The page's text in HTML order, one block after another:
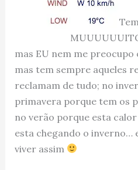
mas EU nem me preocupo
mas tem sempre aqueles
reclamam de tudo; no
primavera porque tem os
no verão porque esta
esta chegando o inverno…
viver assim